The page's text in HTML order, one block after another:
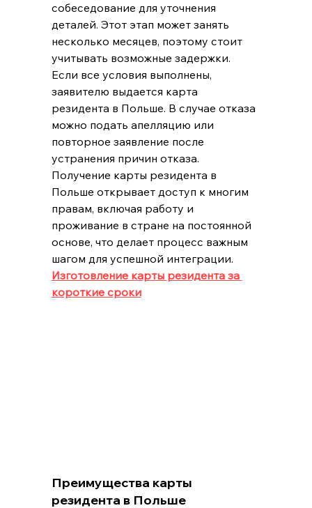
собеседование для уточнения
деталей. Этот этап может занять
несколько месяцев, поэтому стоит
учитывать возможные задержки.
Если все условия выполнены,
заявителю выдается карта
резидента в Польше. В случае отказа
можно подать апелляцию или
повторное заявление после
устранения причин отказа.
Получение карты резидента в
Польше открывает доступ к многим
правам, включая работу и
проживание в стране на постоянной
основе, что делает процесс важным
шагом для успешной интеграции.
Изготовление карты резидента за
короткие сроки
Преимущества карты
резидента в Польше